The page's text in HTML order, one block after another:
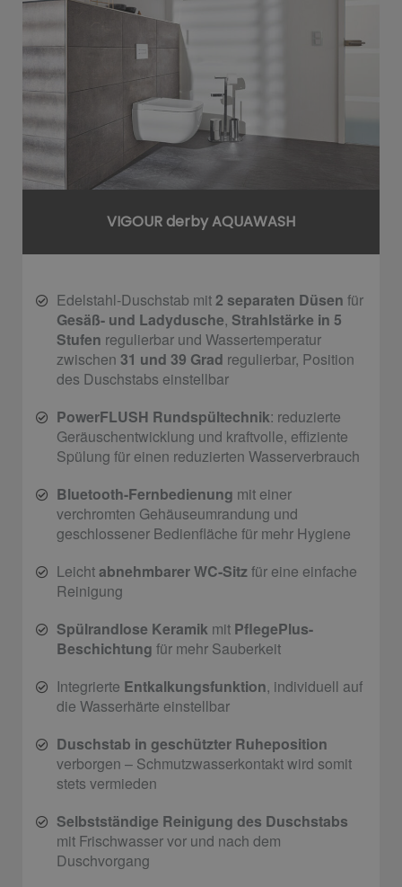
VIGOUR derby AQUAWASH
Edelstahl-Duschstab mit2 separaten Düsen für
Gesäß- und Ladydusche, Strahlstärke in 5
Stufen regulierbar und Wassertemperatur
zwischen 31 und 39 Grad regulierbar, Position
des Duschstabs einstellbar​
PowerFLUSH Rundspültechnik: reduzierte
Geräuschentwicklung und kraftvolle, effiziente
Spülung für einen reduzierten Wasserverbrauch
Bluetooth-Fernbedienung mit einer
verchromten Gehäuseumrandung und
geschlossener Bedienfläche für mehr Hygiene
Leichtabnehmbarer WC-Sitzfür eine einfache
Reinigung
Spülrandlose Keramikmit PflegePlus-
Beschichtung für mehr Sauberkeit
Integrierte Entkalkungsfunktion, individuell auf
die Wasserhärte einstellbar
Duschstab in geschützter Ruheposition
verborgen – Schmutzwasserkontakt wird somit
stets vermieden
Selbstständige Reinigung des Duschstabs
mit Frischwasser vor und nach dem
Duschvorgang